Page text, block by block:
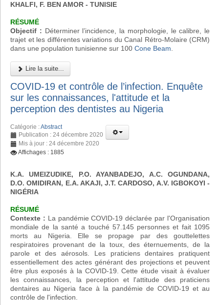
KHALFI, F. BEN AMOR - TUNISIE
RÉSUMÉ
Objectif : Déterminer l’incidence, la morphologie, le calibre, le
trajet et les différentes variations du Canal Rétro-Molaire (CRM)
dans une population tunisienne sur 100 Cone Beam
Lire la suite...
COVID-19 et contrôle de l’infection. Enquête
sur les connaissances, l'attitude et la
perception des dentistes au Nigeria
Catégorie :Abstract
Publication : 24 décembre 2020
Mis à jour : 24 décembre 2020
Affichages : 1885
K.A. UMEIZUDIKE, P.O. AYANBADEJO, A.C. OGUNDANA,
D.O. OMIDIRAN, E.A. AKAJI, J.T. CARDOSO, A.V. IGBOKOYI -
NIGÉRIA
RÉSUMÉ
Contexte : La pandémie COVID-19 déclarée par l'Organisation
mondiale de la santé a touché 57.145 personnes et fait 1095
morts au Nigeria. Elle se propage par des gouttelettes
respiratoires provenant de la toux, des éternuements, de la
parole et des aérosols. Les praticiens dentaires pratiquent
essentiellement des actes générant des projections et peuvent
être plus exposés à la COVID-19. Cette étude visait à évaluer
les connaissances, la perception et l'attitude des praticiens
dentaires au Nigeria face à la pandémie de COVID-19 et au
contrôle de l'infection.